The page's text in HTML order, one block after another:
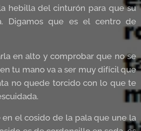
hebilla del cinturón para que su
Digamos que es el centro de
en alto y comprobar que no se
tu mano va a ser muy difícil que
no quede torcido con lo que te
en el cosido de la pala que une la